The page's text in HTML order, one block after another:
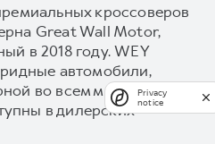
кроссоверов
Great Wall Motor,
в 2018 году. WEY
автомобили,
во всем мире схеме.
в дилерских
Privacy
notice